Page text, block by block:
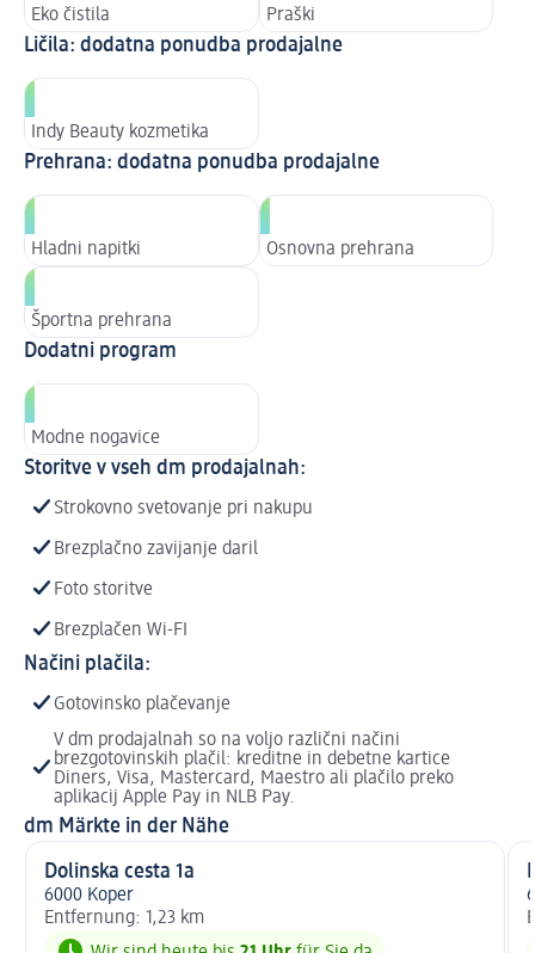
Eko čistila Praški
Ličila: dodatna ponudba prodajalne
Indy Beauty kozmetika
Prehrana: dodatna ponudba prodajalne
Hladni napitki Osnovna prehrana
Športna prehrana
Dodatni program
Modne nogavice
Storitve v vseh dm prodajalnah:
Strokovno svetovanje pri nakupu
Brezplačno zavijanje daril
Foto storitve
Brezplačen Wi-FI
Načini plačila:
Gotovinsko plačevanje
V dm prodajalnah so na voljo različni načini
brezgotovinskih plačil: kreditne in debetne kartice
Diners, Visa, Mastercard, Maestro ali plačilo preko
aplikacij Apple Pay in NLB Pay.
dm Märkte in der Nähe
Dolinska cesta 1a
6000 Koper
Entfernung: 1,23 km